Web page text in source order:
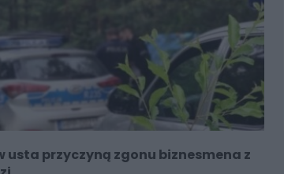
usta przyczyną zgonu biznesmena z